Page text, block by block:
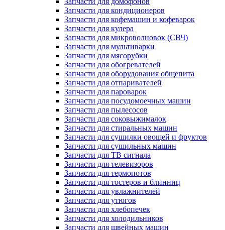
Запчасти для кондиционеров
Запчасти для кофемашин и кофеварок
Запчасти для кулера
Запчасти для микроволновок (СВЧ)
Запчасти для мультиварки
Запчасти для мясорубки
Запчасти для обогревателей
Запчасти для оборудования общепита
Запчасти для отпаривателей
Запчасти для пароварок
Запчасти для посудомоечных машин
Запчасти для пылесосов
Запчасти для соковыжималок
Запчасти для стиральных машин
Запчасти для сушилки овощей и фруктов
Запчасти для сушильных машин
Запчасти для ТВ сигнала
Запчасти для телевизоров
Запчасти для термопотов
Запчасти для тостеров и блинниц
Запчасти для увлажнителей
Запчасти для утюгов
Запчасти для хлебопечек
Запчасти для холодильников
Запчасти для швейных машин